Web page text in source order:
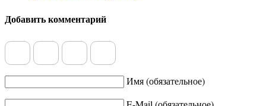
Добавить комментарий
Имя (обязательное)